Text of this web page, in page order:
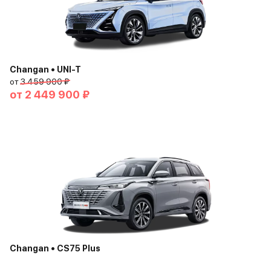
Changan • UNI-T
от3 459 900 ₽
от 2 449 900 ₽
Changan • CS75 Plus